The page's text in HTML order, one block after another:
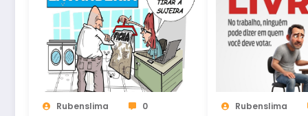
Rubenslima 0 Rubenslima